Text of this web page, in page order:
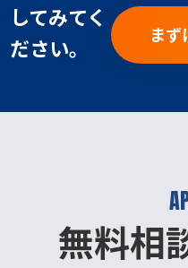
してみてく
ださい。
ま
無料相